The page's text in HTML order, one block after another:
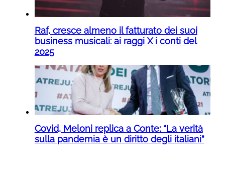
Raf, cresce almeno il fatturato dei suoi
business musicali: ai raggi X i conti del
2025
Covid, Meloni replica a Conte: “La verità
sulla pandemia è un diritto degli italiani”